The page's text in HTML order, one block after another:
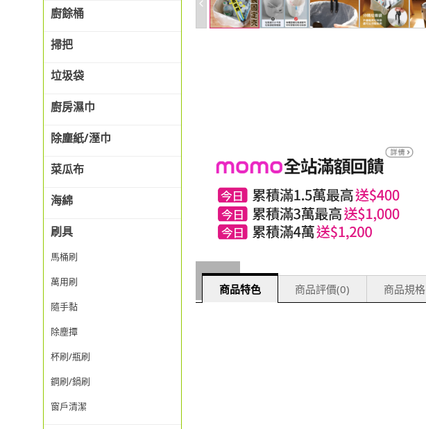
廚餘桶
掃把
垃圾袋
廚房濕巾
除塵紙/溼巾
菜瓜布
海綿
刷具
馬桶刷
萬用刷
隨手黏
除塵撢
杯刷/瓶刷
鋼刷/鍋刷
窗戶清潔
商品特色 商品評價(0) 商品規格